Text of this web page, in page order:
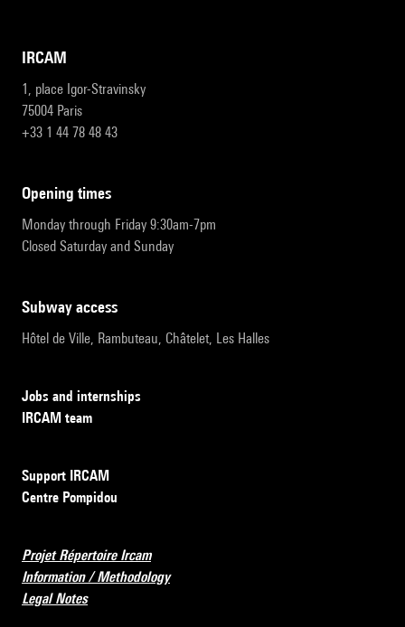
IRCAM
1, place Igor-Stravinsky
75004 Paris
+33 1 44 78 48 43
opening times
Monday through Friday 9:30am-7pm
Closed Saturday and Sunday
subway access
Hôtel de Ville, Rambuteau, Châtelet, Les Halles
Jobs and internships
IRCAM team
Support IRCAM
Centre Pompidou
Projet Répertoire Ircam
Information / Methodology
Legal Notes